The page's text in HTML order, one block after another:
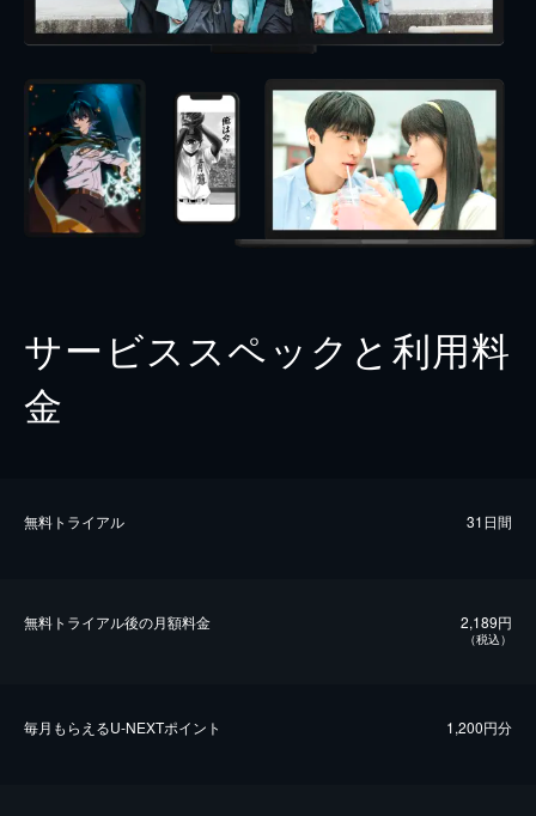
サービススペックと利用料
金
無料トライアル 31日間
無料トライアル後の⽉額料金 2,189円
（税込）
毎⽉もらえるU-NEXTポイント 1,200円分